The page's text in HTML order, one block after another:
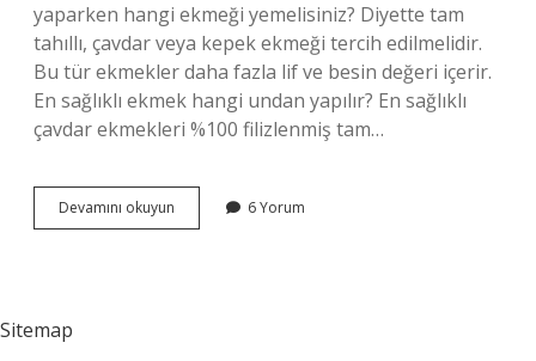
yaparken hangi ekmeği yemelisiniz? Diyette tam
tahıllı, çavdar veya kepek ekmeği tercih edilmelidir.
Bu tür ekmekler daha fazla lif ve besin değeri içerir.
En sağlıklı ekmek hangi undan yapılır? En sağlıklı
çavdar ekmekleri %100 filizlenmiş tam…
Devamını okuyun
Undan
6 Yorum
Sitemap